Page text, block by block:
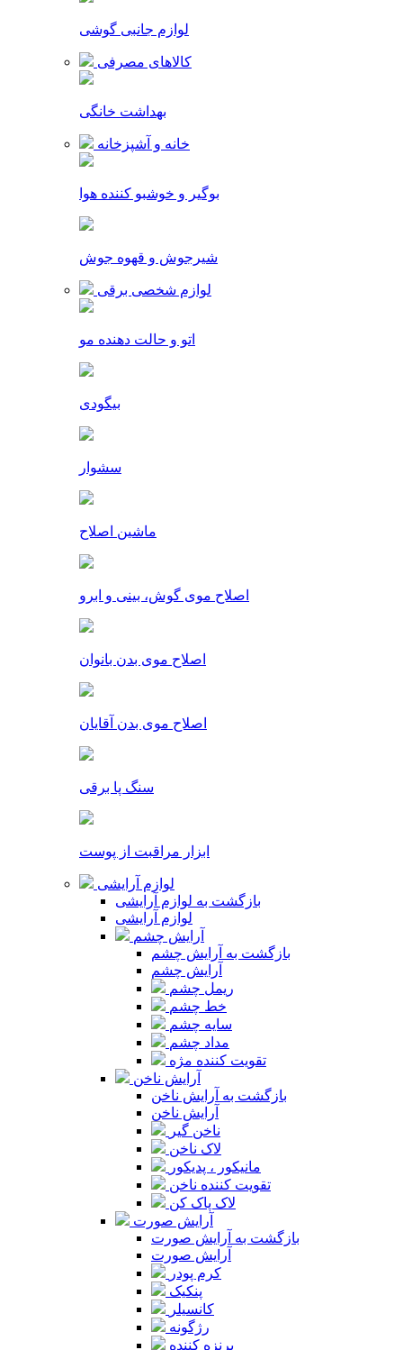
لوازم جانبی گوشی
کالاهای مصرفی
بهداشت خانگی
خانه و آشپزخانه
بوگیر و خوشبو کننده هوا
شیرجوش و قهوه جوش
لوازم شخصی برقی
اتو و حالت دهنده مو
بیگودی
سشوار
ماشین اصلاح
اصلاح موی گوش، بینی و ابرو
اصلاح موی بدن بانوان
اصلاح موی بدن آقایان
سنگ پا برقی
ابزار مراقبت از پوست
لوازم آرایشی
بازگشت به لوازم آرایشی
لوازم آرایشی
آرایش چشم
بازگشت به آرایش چشم
آرایش چشم
ریمل چشم
خط چشم
سایه چشم
مداد چشم
تقویت کننده مژه
آرایش ناخن
بازگشت به آرایش ناخن
آرایش ناخن
ناخن گیر
لاک ناخن
مانیکور ، پدیکور
تقویت کننده ناخن
لاک پاک کن
آرایش صورت
بازگشت به آرایش صورت
آرایش صورت
کرم پودر
پنکیک
کانسیلر
رژگونه
برنزه کننده